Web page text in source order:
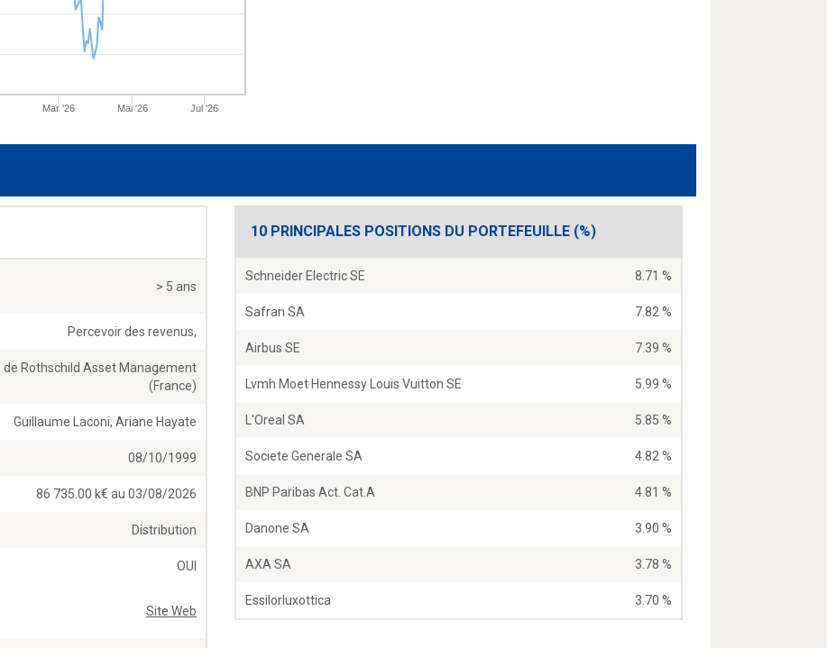
Mar '26 Mai '26 Jul '26
> 5 ans
Percevoir des revenus,
de Rothschild Asset Management
(France)
Guillaume Laconi, Ariane Hayate
08/10/1999
86 735.00 k€ au 03/08/2026
Distribution
OUI
Site Web
10 PRINCIPALES POSITIONS DU PORTEFEUILLE (%)
Schneider Electric SE 8.71 %
Safran SA 7.82 %
Airbus SE 7.39 %
Lvmh Moet Hennessy Louis Vuitton SE 5.99 %
L'Oreal SA 5.85 %
Societe Generale SA 4.82 %
BNP Paribas Act. Cat.A 4.81 %
Danone SA 3.90 %
AXA SA 3.78 %
Essilorluxottica 3.70 %